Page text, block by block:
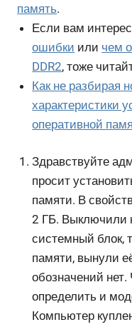
память.
Если вам
ошибки или чем
DDR2, тоже
Как не разбирая
характеристики
оперативной
Здравствуйте
просит
памяти. В
2 ГБ. Выключили
системный блок,
памяти, вынули
обозначений нет.
определить и
Компьютер